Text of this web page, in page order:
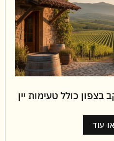
כולל טעימות יין
עוד